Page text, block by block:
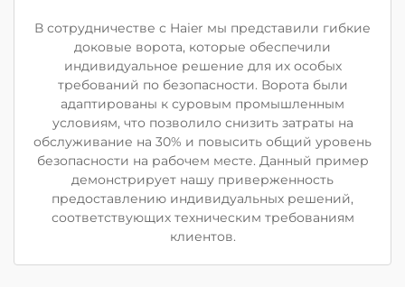
В сотрудничестве с Haier мы представили гибкие
доковые ворота, которые обеспечили
индивидуальное решение для их особых
требований по безопасности. Ворота были
адаптированы к суровым промышленным
условиям, что позволило снизить затраты на
обслуживание на 30% и повысить общий уровень
безопасности на рабочем месте. Данный пример
демонстрирует нашу приверженность
предоставлению индивидуальных решений,
соответствующих техническим требованиям
клиентов.